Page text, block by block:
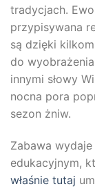
tradycjach.
przypisywana
są dzięki
do
innymi słowy
nocna pora
sezon żniw.
Zabawa
edukacyjnym,
właśnie tutaj